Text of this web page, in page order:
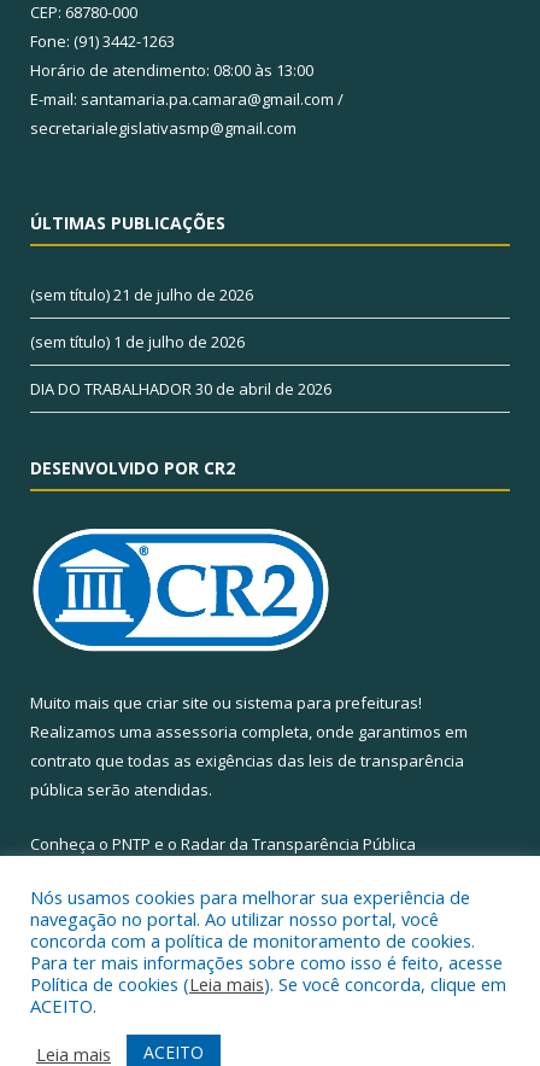
CEP: 68780-000
Fone: (91) 3442-1263
Horário de atendimento: 08:00 às 13:00
E-mail: santamaria.pa.camara@gmail.com /
secretarialegislativasmp@gmail.com
ÚLTIMAS PUBLICAÇÕES
(sem título)21 de julho de 2026
(sem título) 1 de julho de 2026
DIA DO TRABALHADOR30 de abril de 2026
DESENVOLVIDO POR CR2
Muito mais que criar site ou sistema para prefeituras!
Realizamos uma assessoria completa, onde garantimos em
contrato que todas as exigências das leis de transparência
pública serão atendidas.
Conheça o PNTP e o Radar da Transparência Pública
Todos os direitos reservados a Câmara Municipal de Santa Maria
do Pará.
Mapa do Site
Acessar Área Administrativa
Nós usamos cookies para melhorar sua experiência de
navegação no portal. Ao utilizar nosso portal, você
concorda com a política de monitoramento de cookies.
Para ter mais informações sobre como isso é feito, acesse
Política de cookies (Leia mais). Se você concorda, clique em
ACEITO.
Leia mais
ACEITO